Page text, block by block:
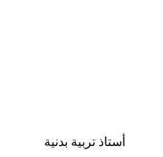
أستاذ تربية بدنية